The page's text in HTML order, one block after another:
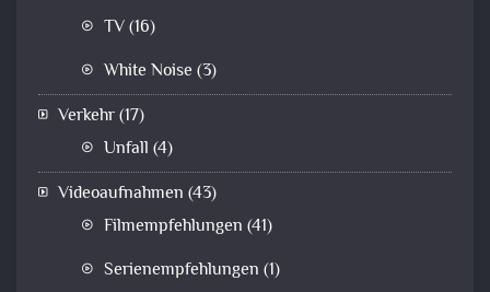
TV(16)
White Noise (3)
Verkehr(17)
Unfall (4)
Videoaufnahmen (43)
Filmempfehlungen (41)
Serienempfehlungen (1)